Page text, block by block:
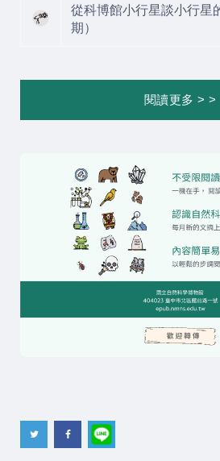
從科博館小行星談小行星
期）
閱讀更多 > >